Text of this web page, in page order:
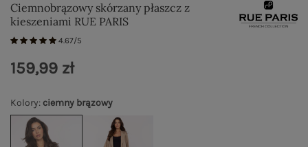
Ciemnobrązowy skórzany płaszcz z
kieszeniami RUE PARIS
4.67/5
Kolory: ciemny brązowy
159,99 zł